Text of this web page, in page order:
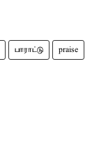
பாராட்டு praise